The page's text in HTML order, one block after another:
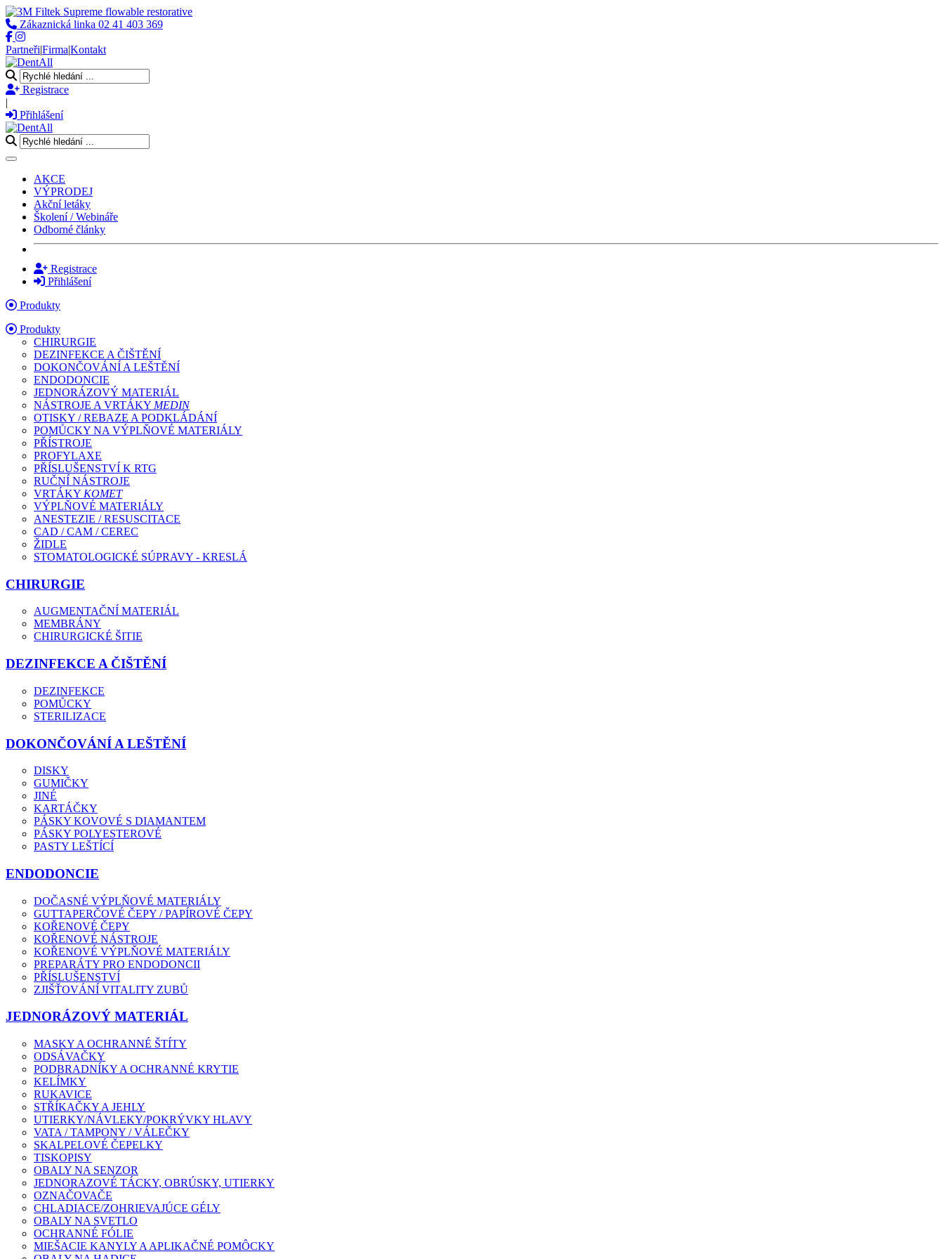
Zákaznická linka 02 41 403 369
Partneři|Firma|Kontakt
Registrace
|
Přihlášení
Toggle navigation
AKCE
VÝPRODEJ
Akční letáky
Školení / Webináře
Odborné články
Registrace
Přihlášení
Produkty
Produkty
CHIRURGIE
DEZINFEKCE A ČIŠTĚNÍ
DOKONČOVÁNÍ A LEŠTĚNÍ
ENDODONCIE
JEDNORÁZOVÝ MATERIÁL
NÁSTROJE A VRTÁKY MEDIN
OTISKY / REBAZE A PODKLÁDÁNÍ
POMŮCKY NA VÝPLŇOVÉ MATERIÁLY
PŘÍSTROJE
PROFYLAXE
PŘÍSLUŠENSTVÍ K RTG
RUČNÍ NÁSTROJE
VRTÁKY KOMET
VÝPLŇOVÉ MATERIÁLY
ANESTEZIE / RESUSCITACE
CAD / CAM / CEREC
ŽIDLE
STOMATOLOGICKÉ SÚPRAVY - KRESLÁ
CHIRURGIE
AUGMENTAČNÍ MATERIÁL
MEMBRÁNY
CHIRURGICKÉ ŠITIE
DEZINFEKCE A ČIŠTĚNÍ
DEZINFEKCE
POMŮCKY
STERILIZACE
DOKONČOVÁNÍ A LEŠTĚNÍ
DISKY
GUMIČKY
JINÉ
KARTÁČKY
PÁSKY KOVOVÉ S DIAMANTEM
PÁSKY POLYESTEROVÉ
PASTY LEŠTÍCÍ
ENDODONCIE
DOČASNÉ VÝPLŇOVÉ MATERIÁLY
GUTTAPERČOVÉ ČEPY / PAPÍROVÉ ČEPY
KOŘENOVÉ ČEPY
KOŘENOVÉ NÁSTROJE
KOŘENOVÉ VÝPLŇOVÉ MATERIÁLY
PREPARÁTY PRO ENDODONCII
PŘÍSLUŠENSTVÍ
ZJIŠŤOVÁNÍ VITALITY ZUBŮ
JEDNORÁZOVÝ MATERIÁL
MASKY A OCHRANNÉ ŠTÍTY
ODSÁVAČKY
PODBRADNÍKY A OCHRANNÉ KRYTIE
KELÍMKY
RUKAVICE
STŘÍKAČKY A JEHLY
UTIERKY/NÁVLEKY/POKRÝVKY HLAVY
VATA / TAMPONY / VÁLEČKY
SKALPELOVÉ ČEPELKY
TISKOPISY
OBALY NA SENZOR
JEDNORAZOVÉ TÁCKY, OBRÚSKY, UTIERKY
OZNAČOVAČE
CHLADIACE/ZOHRIEVAJÚCE GÉLY
OBALY NA SVETLO
OCHRANNÉ FÓLIE
MIEŠACIE KANYLY A APLIKAČNÉ POMÔCKY